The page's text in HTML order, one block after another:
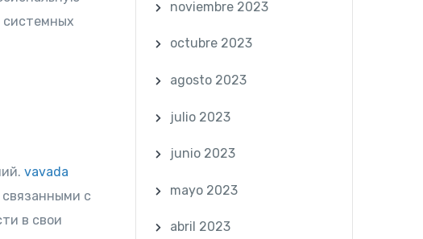
vavada
с
в свои
noviembre 2023
octubre 2023
agosto 2023
julio 2023
junio 2023
mayo 2023
abril 2023